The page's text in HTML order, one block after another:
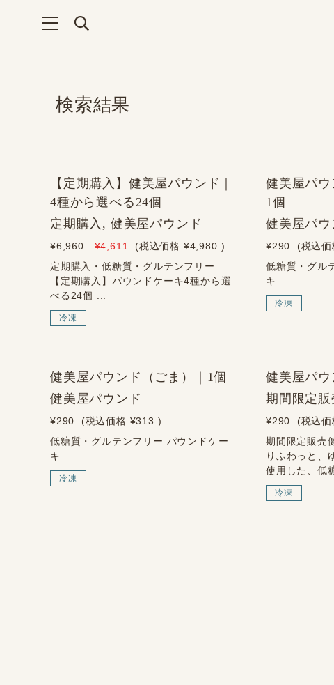
検索結果
【定期購入】健美屋パウンド｜
4種から選べる24個
定期購入, 健美屋パウンド
¥6,960 ¥4,611 (税込価格 ¥4,980 )
定期購入・低糖質・グルテンフリー
【定期購入】パウンドケーキ4種から選
べる24個 ...
冷凍
健美屋パウ
1個
健美屋パウ
¥290 (税込価
低糖質・グル
キ ...
冷凍
健美屋パウンド（ごま）｜1個
健美屋パウンド
¥290 (税込価格 ¥313 )
低糖質・グルテンフリー パウンドケー
キ ...
冷凍
NEW
健美屋パウ
期間限定
¥290 (税込価
期間限定販売
りふわっと、
使用した、低
冷凍